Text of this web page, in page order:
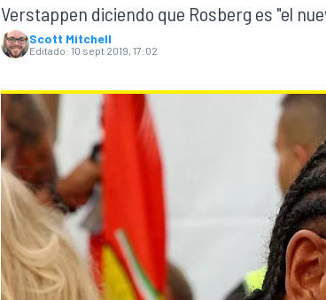
WEC
Verstappen diciendo que Rosberg es "el
Scott Mitchell
Editado: 10 sept 2019, 17:02